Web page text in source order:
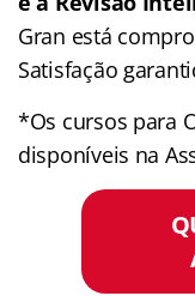
Gran está
Satisfação
*Os cursos para
disponíveis na